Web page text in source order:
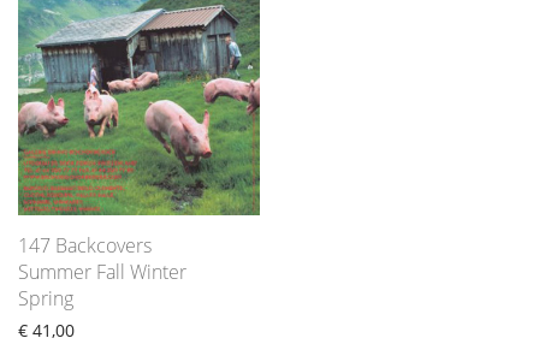
147 Backcovers
Summer Fall Winter
Spring
€ 41,00